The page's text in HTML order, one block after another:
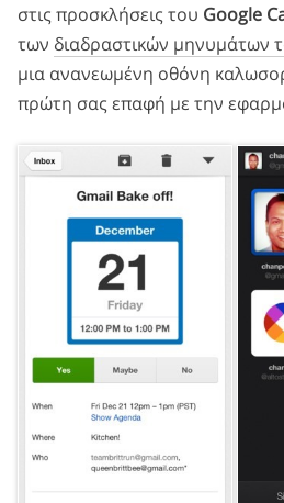
στις προσκλήσεις του Google
των διαδραστικών μηνυμάτων
μια ανανεωμένη οθόνη
πρώτη σας επαφή με την